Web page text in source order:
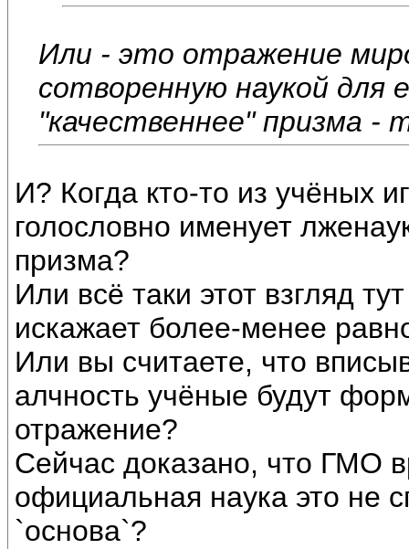
Или - это отражение
сотворенную наукой для
"качественнее" призма
И? Когда кто-то из учёных
голословно именует
призма?
Или всё таки этот взгляд
искажает более-менее
Или вы считаете, что
алчность учёные будут
отражение?
Сейчас доказано, что ГМО
официальная наука это не
`основа`?